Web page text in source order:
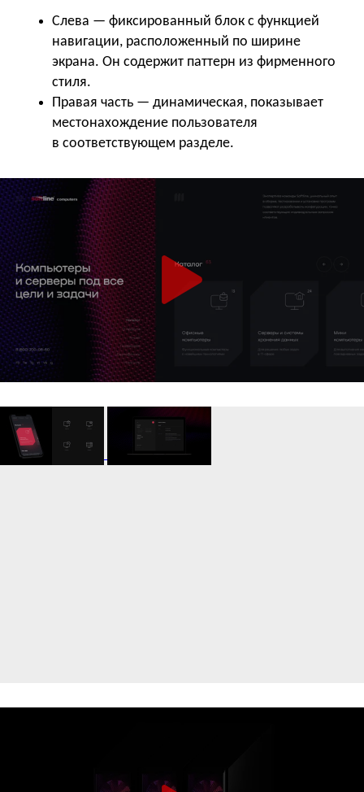
Слева — фиксированный блок с функцией
навигации, расположенный по ширине
экрана. Он содержит паттерн из фирменного
стиля.
Правая часть — динамическая, показывает
местонахождение пользователя
в соответствующем разделе.